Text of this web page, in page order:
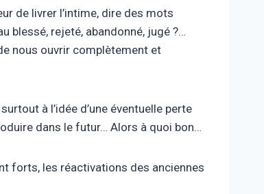
de livrer l’intime, dire des mots
blessé, rejeté, abandonné, jugé ?…
nous ouvrir complètement et
à l’idée d’une éventuelle perte
dans le futur… Alors à quoi bon…
forts, les réactivations des anciennes